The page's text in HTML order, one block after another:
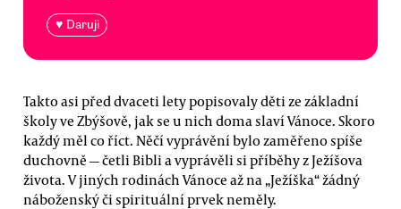
♥ Daruji
Takto asi před dvaceti lety popisovaly děti ze základní
školy ve Zbýšově, jak se u nich doma slaví Vánoce. Skoro
každý měl co říct. Něčí vyprávění bylo zaměřeno spíše
duchovně — četli Bibli a vyprávěli si příběhy z Ježíšova
života. V jiných rodinách Vánoce až na „Ježíška“ žádný
náboženský či spirituální prvek neměly.